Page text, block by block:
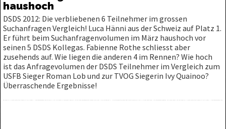
haushoch
DSDS 2012: Die verbliebenen 6 Teilnehmer im grossen
Suchanfragen Vergleich! Luca Hänni aus der Schweiz auf Platz 1.
Er führt beim Suchanfragenvolumen im März haushoch vor
seinen 5 DSDS Kollegas. Fabienne Rothe schliesst aber
zusehends auf. Wie liegen die anderen 4 im Rennen? Wie hoch
ist das Anfragevolumen der DSDS Teilnehmer im Vergleich zum
USFB Sieger Roman Lob und zur TVOG Siegerin Ivy Quainoo?
Überraschende Ergebnisse!